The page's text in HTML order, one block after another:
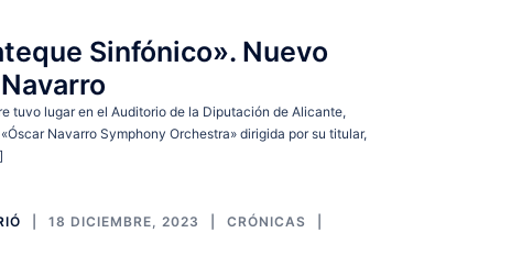
Sinfónico». Nuevo
tuvo lugar en el Auditorio de la Diputación de Alicante,
Navarro Symphony Orchestra» dirigida por su titular,
18 DICIEMBRE, 2023
CRÓNICAS